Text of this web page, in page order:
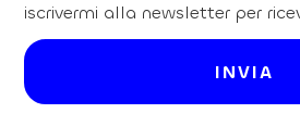
iscrivermi alla newsletter per